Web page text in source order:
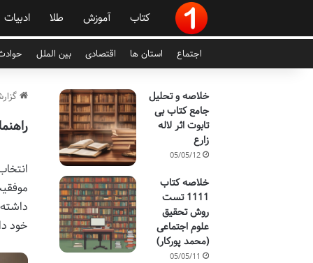
کتاب آموزش طلا ادبیات
اجتماع استان ها اقتصادی بین الملل
خود
خلاصه و تحلیل
جامع کتاب بی
تابوت اثر لاله
زارع
05/05/12
خلاصه کتاب
1111 تست
روش تحقیق
علوم اجتماعی
(محمد پورکار)
05/05/11